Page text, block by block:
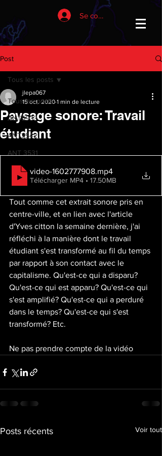
Se connecter
Post
Tous les posts
ANT6933
ANT3542
ANT 3531
Tous les posts
Paysage sonore: Travail
étudiant
jlepa067
15 oct. 2020 1 min de lecture
video-1602777908.mp4
Télécharger MP4 • 17.50MB
Tout comme cet extrait sonore pris en
centre-ville, et en lien avec l'article
d'Yves citton la semaine dernière, j'ai
réfléchi à la manière dont le travail
étudiant s'est transformé au fil du temps
par rapport à son contact avec le
capitalisme. Qu'est-ce qui a disparu?
Qu'est-ce qui est apparu? Qu'est-ce qui
s'est amplifié? Qu'est-ce qui a perduré
dans le temps? Qu'est-ce qui s'est
transformé? Etc.
Ne pas prendre compte de la vidéo
Posts récents Voir tout